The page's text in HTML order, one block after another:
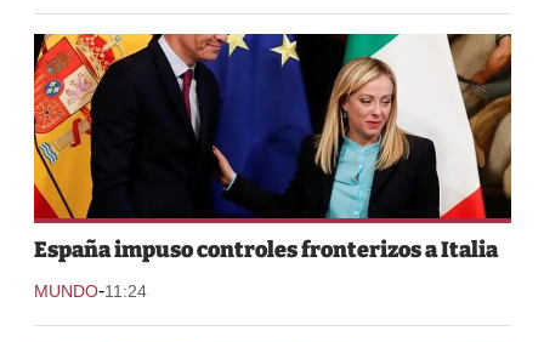
España impuso controles fronterizos a Italia
MUNDO-11:24